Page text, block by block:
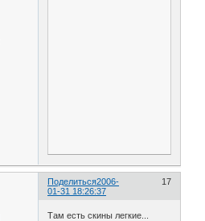
Поделиться 17
2006-
01-31 18:26:37
Там есть скины легкие...